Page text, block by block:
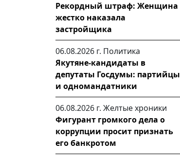
Рекордный штраф: Женщина
жестко наказала
застройщика
06.08.2026 г. Политика
Якутяне-кандидаты в
депутаты Госдумы: партийцы
и одномандатники
06.08.2026 г. Желтые хроники
Фигурант громкого дела о
коррупции просит признать
его банкротом